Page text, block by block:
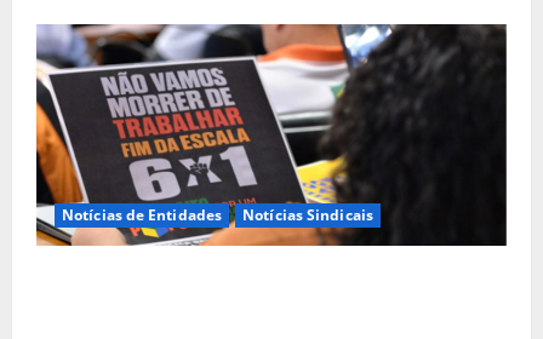
Notícias de Entidades Notícias Sindicais